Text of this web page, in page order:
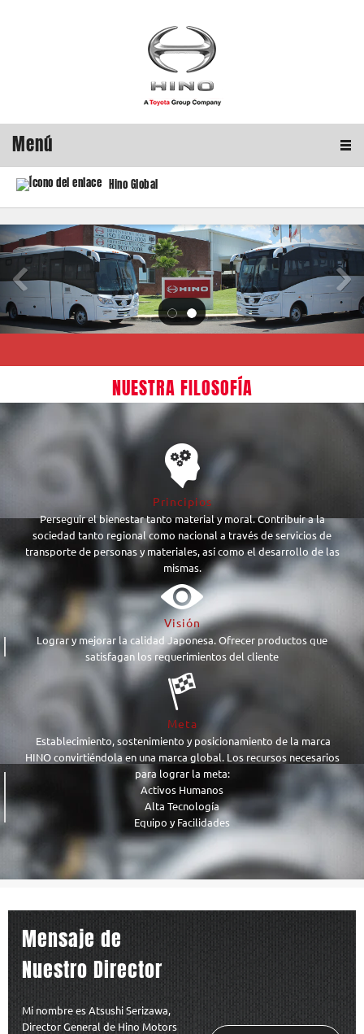
Menú
Hino Global
NUESTRA FILOSOFÍA
Principios
Perseguir el bienestar tanto material y moral. Contribuir a la
sociedad tanto regional como nacional a través de servicios de
transporte de personas y materiales, así como el desarrollo de las
mismas.
Visión
Lograr y mejorar la calidad Japonesa. Ofrecer productos que
satisfagan los requerimientos del cliente
Meta
Establecimiento, sostenimiento y posicionamiento de la marca
HINO convirtiéndola en una marca global. Los recursos necesarios
para lograr la meta:
Activos Humanos
Alta Tecnología
Equipo y Facilidades
Mensaje de
Nuestro Director
Mi nombre es Atsushi Serizawa,
Director General de Hino Motors